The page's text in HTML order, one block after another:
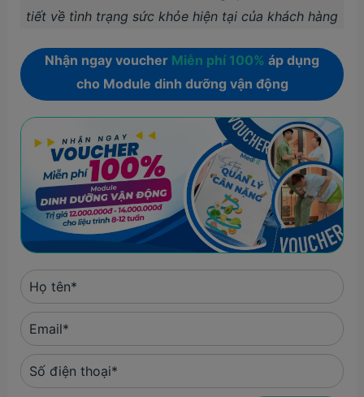
tiết về tình trạng sức khỏe hiện tại của khách hàng
Nhận ngay voucher Miễn phí 100% áp dụng
cho Module dinh dưỡng vận động